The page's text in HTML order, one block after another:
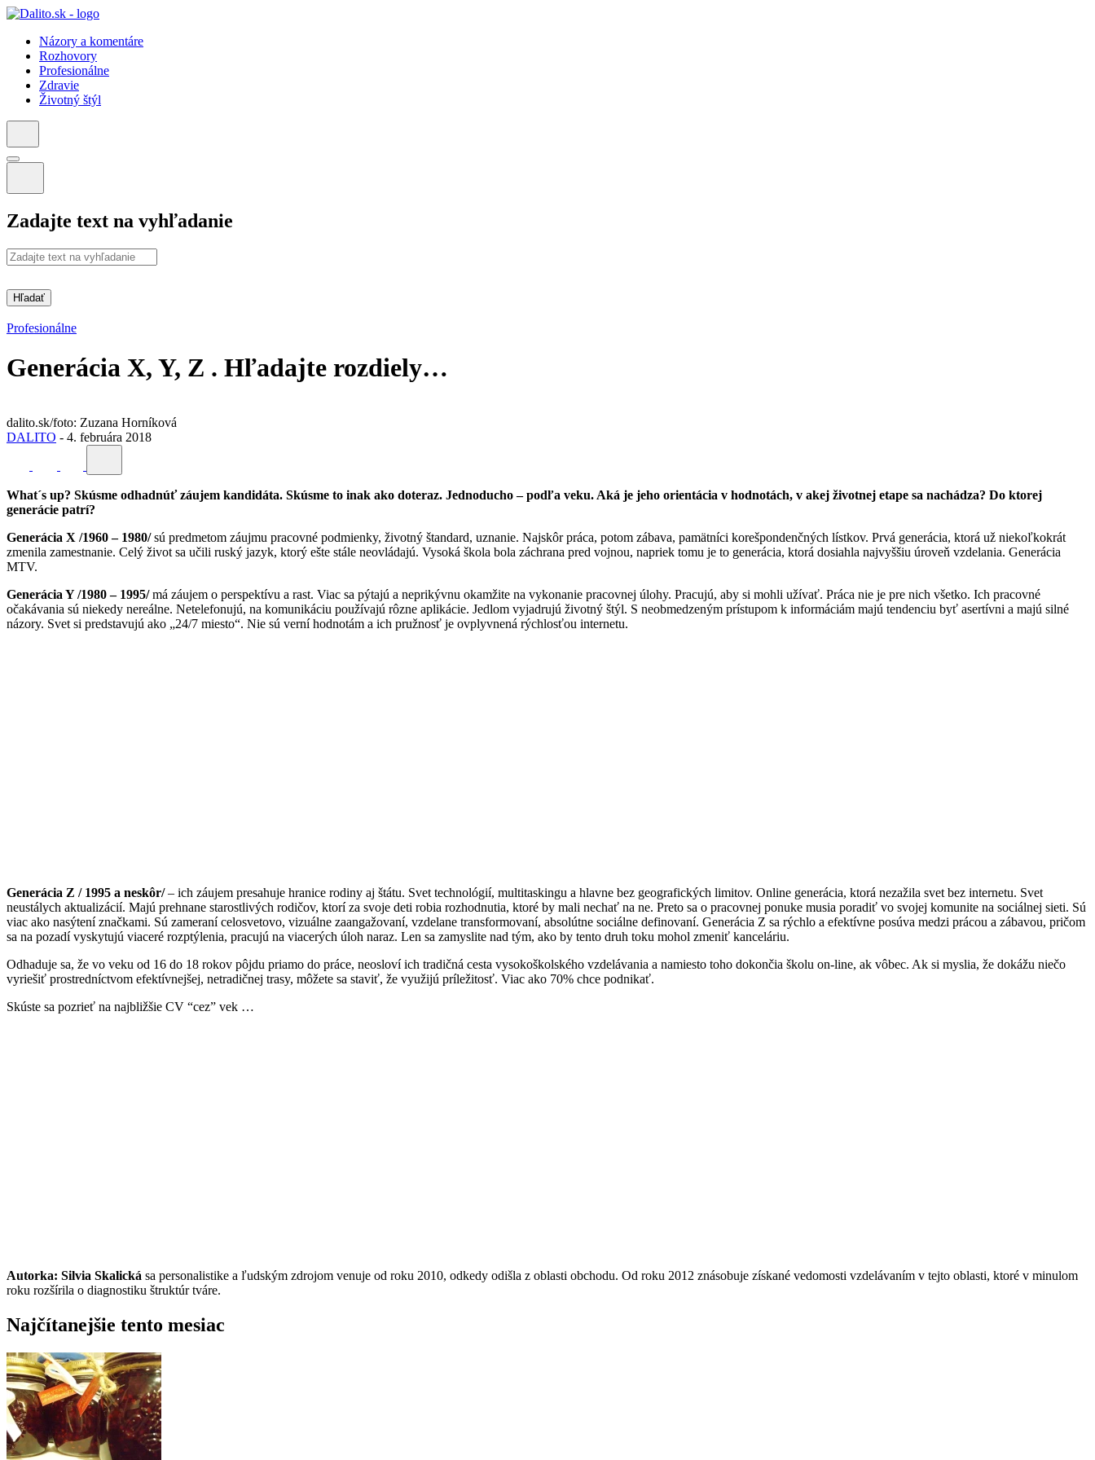
Názory a komentáre
Rozhovory
Profesionálne
Zdravie
Životný štýl
Zadajte text na vyhľadanie
Hľadať
Profesionálne
Generácia X, Y, Z . Hľadajte rozdiely…
dalito.sk/foto: Zuzana Horníková
DALITO - 4. februára 2018
What´s up? Skúsme odhadnúť záujem kandidáta. Skúsme to inak ako doteraz. Jednoducho – podľa veku. Aká je jeho orientácia v hodnotách, v akej životnej etape sa nachádza? Do ktorej
generácie patrí?
Generácia X /1960 – 1980/sú predmetom záujmu pracovné podmienky, životný štandard, uznanie. Najskôr práca, potom zábava, pamätníci korešpondenčných lístkov. Prvá generácia, ktorá už niekoľkokrát
zmenila zamestnanie. Celý život sa učili ruský jazyk, ktorý ešte stále neovládajú. Vysoká škola bola záchrana pred vojnou, napriek tomu je to generácia, ktorá dosiahla najvyššiu úroveň vzdelania. Generácia
MTV.
Generácia Y /1980 – 1995/má záujem o perspektívu a rast. Viac sa pýtajú a neprikývnu okamžite na vykonanie pracovnej úlohy. Pracujú, aby si mohli užívať. Práca nie je pre nich všetko. Ich pracovné
očakávania sú niekedy nereálne. Netelefonujú, na komunikáciu používajú rôzne aplikácie. Jedlom vyjadrujú životný štýl. S neobmedzeným prístupom k informáciám majú tendenciu byť asertívni a majú silné
názory. Svet si predstavujú ako „24/7 miesto“. Nie sú verní hodnotám a ich pružnosť je ovplyvnená rýchlosťou internetu.
Generácia Z / 1995 a neskôr/– ich záujem presahuje hranice rodiny aj štátu. Svet technológií, multitaskingu a hlavne bez geografických limitov. Online generácia, ktorá nezažila svet bez internetu. Svet
neustálych aktualizácií. Majú prehnane starostlivých rodičov, ktorí za svoje deti robia rozhodnutia, ktoré by mali nechať na ne. Preto sa o pracovnej ponuke musia poradiť vo svojej komunite na sociálnej sieti. Sú
viac ako nasýtení značkami. Sú zameraní celosvetovo, vizuálne zaangažovaní, vzdelane transformovaní, absolútne sociálne definovaní. Generácia Z sa rýchlo a efektívne posúva medzi prácou a zábavou, pričom
sa na pozadí vyskytujú viaceré rozptýlenia, pracujú na viacerých úloh naraz. Len sa zamyslite nad tým, ako by tento druh toku mohol zmeniť kanceláriu.
Odhaduje sa, že vo veku od 16 do 18 rokov pôjdu priamo do práce, neosloví ich tradičná cesta vysokoškolského vzdelávania a namiesto toho dokončia školu on-line, ak vôbec. Ak si myslia, že dokážu niečo
vyriešiť prostredníctvom efektívnejšej, netradičnej trasy, môžete sa staviť, že využijú príležitosť. Viac ako 70% chce podnikať.
Skúste sa pozrieť na najbližšie CV “cez” vek …
Autorka: Silvia Skalická sa personalistike a ľudským zdrojom venuje od roku 2010, odkedy odišla z oblasti obchodu. Od roku 2012 znásobuje získané vedomosti vzdelávaním v tejto oblasti, ktoré v minulom
roku rozšírila o diagnostiku štruktúr tváre.
Najčítanejšie tento mesiac